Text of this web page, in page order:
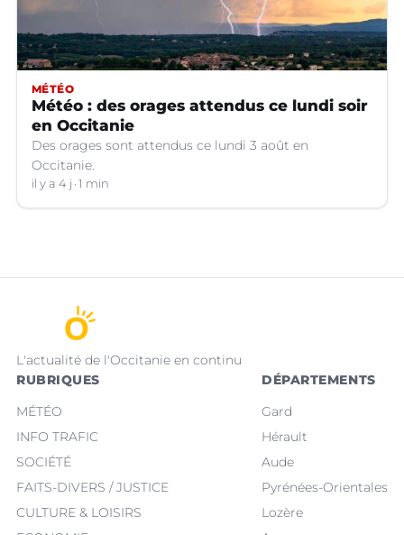
MÉTÉO
Météo : des orages attendus ce lundi soir
en Occitanie
Des orages sont attendus ce lundi 3 août en
Occitanie.
il y a 4 j 1 min
L'actualité de l'Occitanie en continu
RUBRIQUES
MÉTÉO
INFO TRAFIC
SOCIÉTÉ
FAITS-DIVERS / JUSTICE
CULTURE & LOISIRS
DÉPARTEMENTS
Gard
Hérault
Aude
Pyrénées-Orientales
Lozère